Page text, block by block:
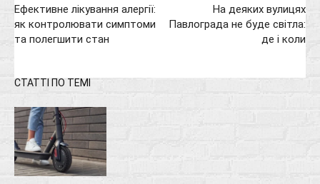
Ефективне лікування алергії:
як контролювати симптоми
та полегшити стан
На деяких вулицях
Павлограда не буде світла:
де і коли
СТАТТІ ПО ТЕМІ